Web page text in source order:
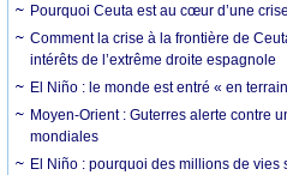
Pourquoi Ceuta est au cœur d’une
Comment la crise à la frontière de
intérêts de l’extrême droite espagnole
El Niño : le monde est entré « en
Moyen-Orient : Guterres alerte contre
mondiales
El Niño : pourquoi des millions de vies